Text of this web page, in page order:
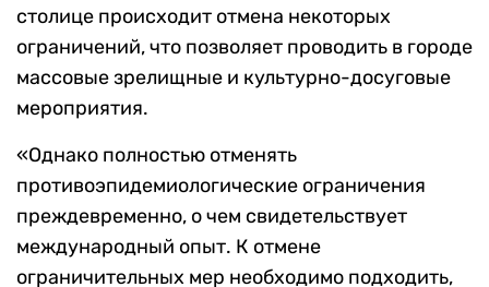
столице происходит отмена некоторых
ограничений, что позволяет проводить в городе
массовые зрелищные и культурно-досуговые
мероприятия.
«Однако полностью отменять
противоэпидемиологические ограничения
преждевременно, о чем свидетельствует
международный опыт. К отмене
ограничительных мер необходимо подходить,